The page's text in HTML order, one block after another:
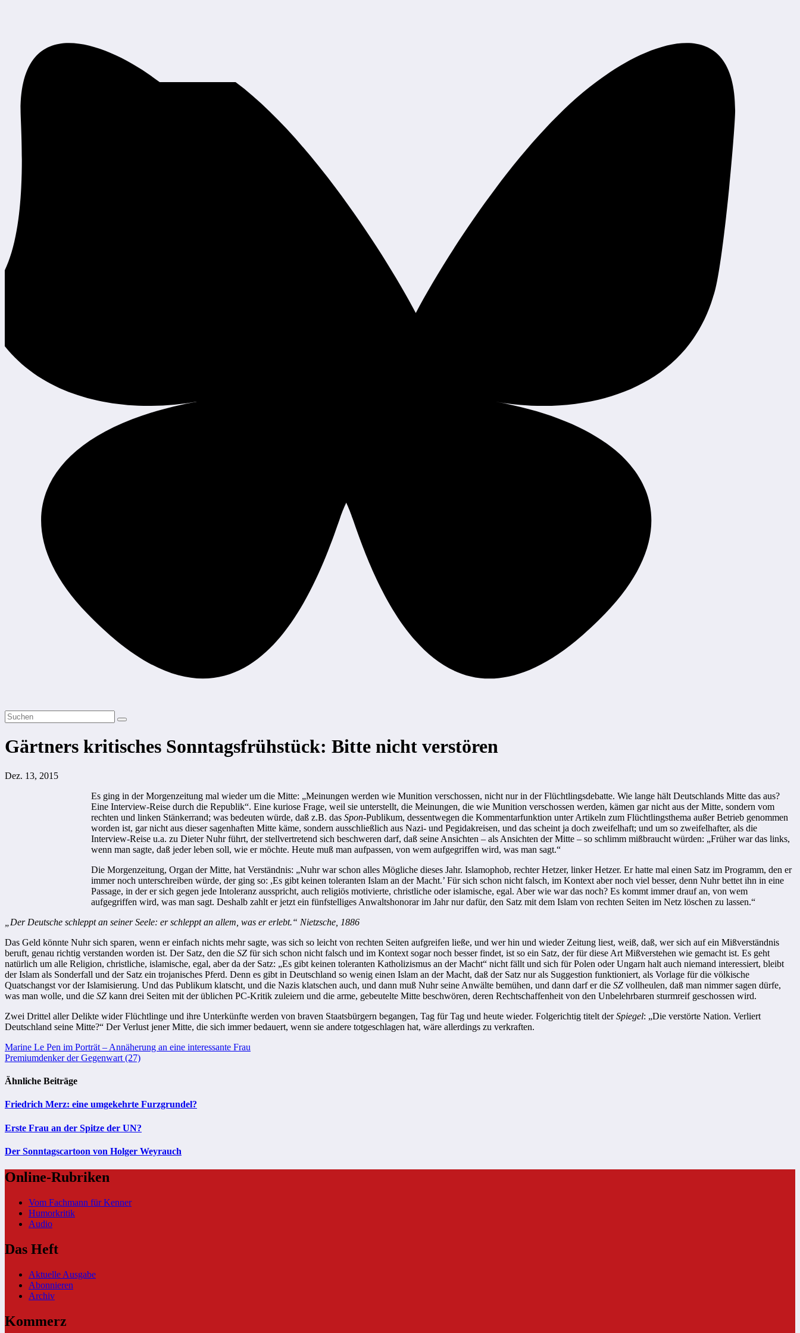
Gärtners kritisches Sonntagsfrühstück: Bitte nicht verstören
Dez. 13, 2015
Es ging in der Morgenzeitung mal wieder um die Mitte: „Meinungen werden wie Munition verschossen, nicht nur in der Flüchtlingsdebatte. Wie lange hält Deutschlands Mitte das aus?
Eine Interview-Reise durch die Republik“. Eine kuriose Frage, weil sie unterstellt, die Meinungen, die wie Munition verschossen werden, kämen gar nicht aus der Mitte, sondern vom
rechten und linken Stänkerrand; was bedeuten würde, daß z.B. das Spon-Publikum, dessentwegen die Kommentarfunktion unter Artikeln zum Flüchtlingsthema außer Betrieb genommen
worden ist, gar nicht aus dieser sagenhaften Mitte käme, sondern ausschließlich aus Nazi- und Pegidakreisen, und das scheint ja doch zweifelhaft; und um so zweifelhafter, als die
Interview-Reise u.a. zu Dieter Nuhr führt, der stellvertretend sich beschweren darf, daß seine Ansichten – als Ansichten der Mitte – so schlimm mißbraucht würden: „Früher war das links,
wenn man sagte, daß jeder leben soll, wie er möchte. Heute muß man aufpassen, von wem aufgegriffen wird, was man sagt.“
Die Morgenzeitung, Organ der Mitte, hat Verständnis: „Nuhr war schon alles Mögliche dieses Jahr. Islamophob, rechter Hetzer, linker Hetzer. Er hatte mal einen Satz im Programm, den er
immer noch unterschreiben würde, der ging so: ,Es gibt keinen toleranten Islam an der Macht.’ Für sich schon nicht falsch, im Kontext aber noch viel besser, denn Nuhr bettet ihn in eine
Passage, in der er sich gegen jede Intoleranz ausspricht, auch religiös motivierte, christliche oder islamische, egal. Aber wie war das noch? Es kommt immer drauf an, von wem
aufgegriffen wird, was man sagt. Deshalb zahlt er jetzt ein fünfstelliges Anwaltshonorar im Jahr nur dafür, den Satz mit dem Islam von rechten Seiten im Netz löschen zu lassen.“
„Der Deutsche schleppt an seiner Seele: er schleppt an allem, was er erlebt.“ Nietzsche, 1886
Das Geld könnte Nuhr sich sparen, wenn er einfach nichts mehr sagte, was sich so leicht von rechten Seiten aufgreifen ließe, und wer hin und wieder Zeitung liest, weiß, daß, wer sich auf ein Mißverständnis
beruft, genau richtig verstanden worden ist. Der Satz, den die SZ für sich schon nicht falsch und im Kontext sogar noch besser findet, ist so ein Satz, der für diese Art Mißverstehen wie gemacht ist. Es geht
natürlich um alle Religion, christliche, islamische, egal, aber da der Satz: „Es gibt keinen toleranten Katholizismus an der Macht“ nicht fällt und sich für Polen oder Ungarn halt auch niemand interessiert, bleibt
der Islam als Sonderfall und der Satz ein trojanisches Pferd. Denn es gibt in Deutschland so wenig einen Islam an der Macht, daß der Satz nur als Suggestion funktioniert, als Vorlage für die völkische
Quatschangst vor der Islamisierung. Und das Publikum klatscht, und die Nazis klatschen auch, und dann muß Nuhr seine Anwälte bemühen, und dann darf er die SZ vollheulen, daß man nimmer sagen dürfe,
was man wolle, und die SZ kann drei Seiten mit der üblichen PC-Kritik zuleiern und die arme, gebeutelte Mitte beschwören, deren Rechtschaffenheit von den Unbelehrbaren sturmreif geschossen wird.
Zwei Drittel aller Delikte wider Flüchtlinge und ihre Unterkünfte werden von braven Staatsbürgern begangen, Tag für Tag und heute wieder. Folgerichtig titelt derSpiegel: „Die verstörte Nation. Verliert
Deutschland seine Mitte?“ Der Verlust jener Mitte, die sich immer bedauert, wenn sie andere totgeschlagen hat, wäre allerdings zu verkraften.
Beitragsnavigation
Marine Le Pen im Porträt – Annäherung an eine interessante Frau
Premiumdenker der Gegenwart (27)
Ähnliche Beiträge
Friedrich Merz: eine umgekehrte Furzgrundel?
Erste Frau an der Spitze der UN?
Der Sonntagscartoon von Holger Weyrauch
Online-Rubriken
Vom Fachmann für Kenner
Humorkritik
Audio
Das Heft
Aktuelle Ausgabe
Abonnieren
Archiv
Kommerz